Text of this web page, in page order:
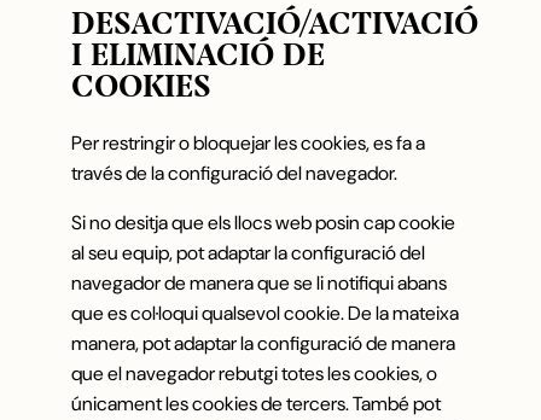
DESACTIVACIÓ/ACTIVACIÓ
I ELIMINACIÓ DE
COOKIES
Per restringir o bloquejar les cookies, es fa a
través de la configuració del navegador.
Si no desitja que els llocs web posin cap cookie
al seu equip, pot adaptar la configuració del
navegador de manera que se li notifiqui abans
que es col·loqui qualsevol cookie. De la mateixa
manera, pot adaptar la configuració de manera
que el navegador rebutgi totes les cookies, o
únicament les cookies de tercers. També pot